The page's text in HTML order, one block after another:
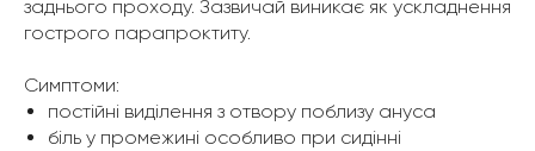
заднього проходу. Зазвичай виникає як ускладнення
гострого парапроктиту.
Симптоми:
постійні виділення з отвору поблизу ануса
біль у промежині особливо при сидінні